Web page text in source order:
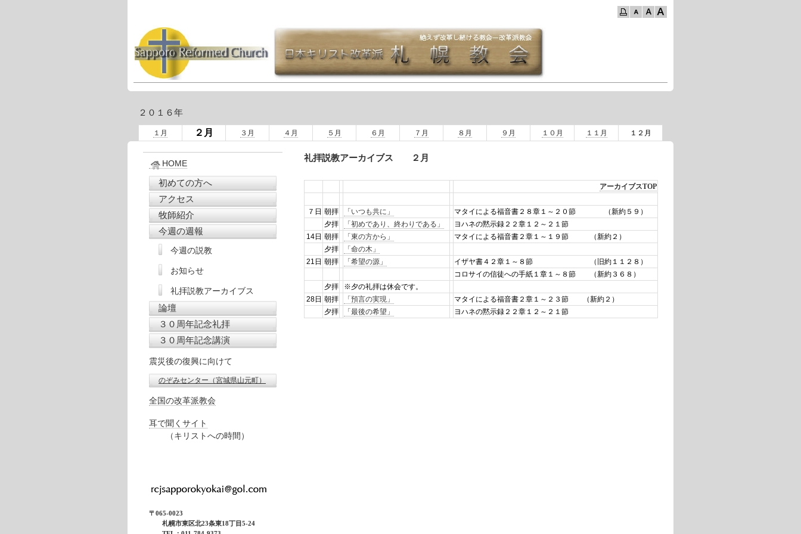
２０１６年
１月 ２月 ３月 ４月 ５月 ６月 ７月 ８月 ９月 １０月 １１月 １２月
礼拝説教アーカイブス ２月
アーカイブスTOP
７日 朝拝 「いつも共に」
マタイによる福音書２８章１～２０節 （新約５９）
夕拝
「初めであり、終わりである」
ヨハネの黙示録２２章１２～２１節
14日 朝拝 「東の方から」
マタイによる福音書２章１～１９節 （新約２）
夕拝
「命の木」
21日 朝拝 「希望の源」
イザヤ書４２章１～８節 （旧約１１２８）
コロサイの信徒への手紙１章１～８節 （新約３６８）
夕拝
※夕の礼拝は休会です。
28日 朝拝 「預言の実現」
マタイによる福音書２章１～２３節 （新約２）
夕拝
「最後の希望」 ヨハネの黙示録２２章１２～２１節
HOME
初めての方へ
アクセス
牧師紹介
今週の週報
今週の説教
お知らせ
礼拝説教アーカイブス
論壇
３０周年記念礼拝
３０周年記念講演
震災後の復興に向けて
のぞみセンター（宮城県山元町）
全国の改革派教会
耳で聞くサイト
（キリストへの時間）
〒065-0023
札幌市東区北23条東18丁目5-24